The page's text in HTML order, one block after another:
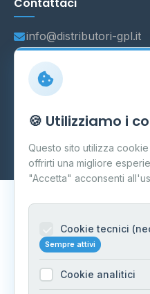
info@distributori-gpl.it
Carpi
Dati forniti daMinistero
🍪 Utilizziamo i
Questo sito utilizza
offrirti una migliore
"Accetta" acconsenti
Cookie tecnici
Sempre attivi
Cookie analitici